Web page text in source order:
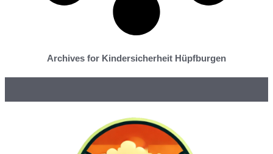
Archives for Kindersicherheit Hüpfburgen